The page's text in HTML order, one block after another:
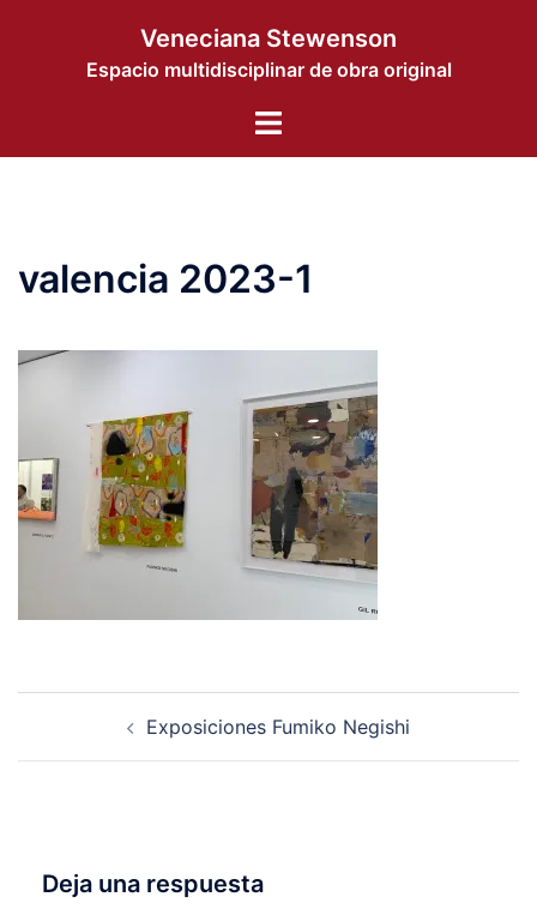
contenido
Veneciana Stewenson
Espacio multidisciplinar de obra original
Alternar
valencia 2023-1
Exposiciones Fumiko Negishi
Deja una respuesta